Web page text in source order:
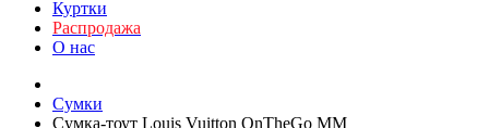
Куртки
Распродажа
О нас
Сумки
Сумка-тоут Louis Vuitton OnTheGo MM